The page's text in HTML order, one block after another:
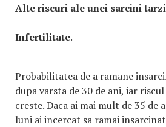
Alte riscuri ale unei sarcini
Infertilitate.
Probabilitatea de a ramane
dupa varsta de 30 de ani, iar
creste. Daca ai mai mult de 35 de
luni ai incercat sa ramai